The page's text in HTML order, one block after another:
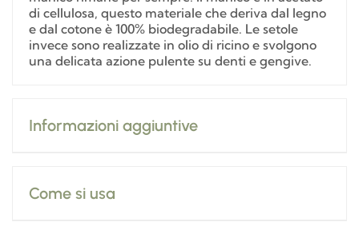
di cellulosa, questo materiale che deriva dal legno
e dal cotone è 100% biodegradabile. Le setole
invece sono realizzate in olio di ricino e svolgono
una delicata azione pulente su denti e gengive.
Informazioni aggiuntive
Come si usa